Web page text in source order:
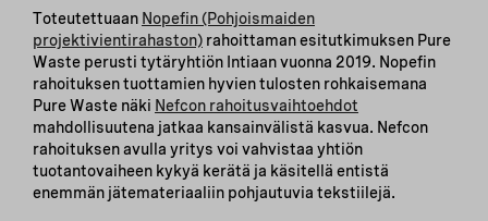
Toteutettuaan Nopefin (Pohjoismaiden
projektivientirahaston) rahoittaman esitutkimuksen Pure
Waste perusti tytäryhtiön Intiaan vuonna 2019. Nopefin
rahoituksen tuottamien hyvien tulosten rohkaisemana
Pure Waste näki Nefcon rahoitusvaihtoehdot
mahdollisuutena jatkaa kansainvälistä kasvua. Nefcon
rahoituksen avulla yritys voi vahvistaa yhtiön
tuotantovaiheen kykyä kerätä ja käsitellä entistä
enemmän jätemateriaaliin pohjautuvia tekstiilejä.